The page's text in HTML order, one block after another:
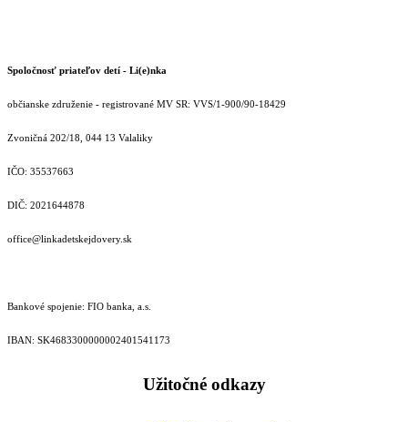
Spoločnosť priateľov detí - Li(e)nka
občianske združenie - registrované MV SR: VVS/1-900/90-18429
Zvoničná 202/18, 044 13 Valaliky
IČO: 35537663
DIČ: 2021644878
office@linkadetskejdovery.sk
Bankové spojenie: FIO banka, a.s.
IBAN: SK46833000000­02401541173
Užitočné odkazy